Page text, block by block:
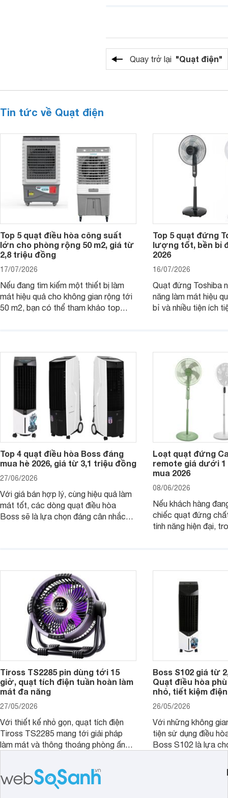
Quay trở lại "Quạt điện"
Tin tức về Quạt điện
Top 5 quạt điều hòa công suất
lớn cho phòng rộng 50 m2, giá từ
2,8 triệu đồng
17/07/2026
Nếu đang tìm kiếm một thiết bị làm
mát hiệu quả cho không gian rộng tới
50 m2, bạn có thể tham khảo top
Top 5 quạt đứng
lượng tốt, bền bỉ
2026
16/07/2026
Quạt đứng Toshiba
năng làm mát hiệu
bỉ và nhiều tiện ích
Top 4 quạt điều hòa Boss đáng
mua hè 2026, giá từ 3,1 triệu đồng
27/06/2026
Với giá bán hợp lý, cùng hiệu quả làm
mát tốt, các dòng quạt điều hòa
Boss sẽ là lựa chọn đáng cân nhắc
Loạt quạt đứng
remote giá dưới
mua 2026
08/06/2026
Nếu khách hàng
chiếc quạt đứng
tính năng hiện đại,
Tiross TS2285 pin dùng tới 15
giờ, quạt tích điện tuần hoàn làm
mát đa năng
27/05/2026
Với thiết kế nhỏ gọn, quạt tích điện
Tiross TS2285 mang tới giải pháp
làm mát và thông thoáng phòng ấn
đại, đáp ứng tốt nhu cầu của nhiều
khách hàng.
Boss S102 giá từ
Quạt điều hòa
nhỏ, tiết kiệm điện
26/05/2026
Với những không
tiện sử dụng điều
Boss S102 là lựa
kiệm điện và hiệu
đặc biệt khi kết hợp